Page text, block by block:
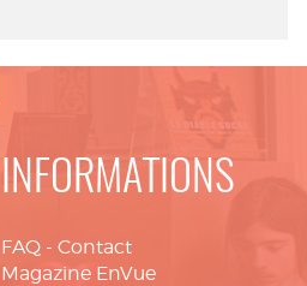
INFORMATIONS
FAQ - Contact
Magazine EnVue